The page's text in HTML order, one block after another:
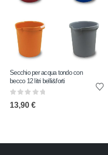
Secchio per acqua tondo con
becco 12 litri belli&forti
0 out of 5
13,90 €